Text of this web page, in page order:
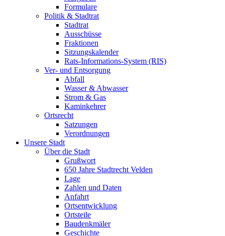
Formulare
Politik & Stadtrat
Stadtrat
Ausschüsse
Fraktionen
Sitzungskalender
Rats-Informations-System (RIS)
Ver- und Entsorgung
Abfall
Wasser & Abwasser
Strom & Gas
Kaminkehrer
Ortsrecht
Satzungen
Verordnungen
Unsere Stadt
Über die Stadt
Grußwort
650 Jahre Stadtrecht Velden
Lage
Zahlen und Daten
Anfahrt
Ortsentwicklung
Ortsteile
Baudenkmäler
Geschichte